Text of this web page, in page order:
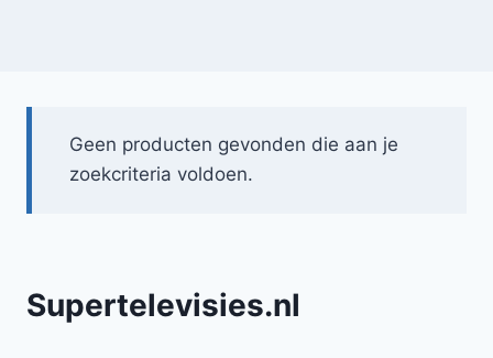
Geen producten gevonden die aan je
zoekcriteria voldoen.
Supertelevisies.nl